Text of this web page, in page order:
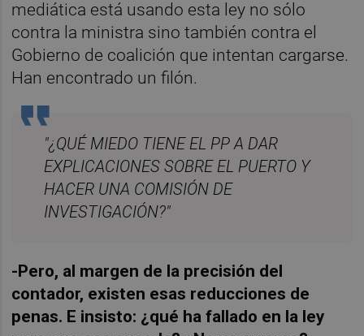
mediática está usando esta ley no sólo
contra la ministra sino también contra el
Gobierno de coalición que intentan cargarse.
Han encontrado un filón.
"¿QUÉ MIEDO TIENE EL PP A DAR
EXPLICACIONES SOBRE EL PUERTO Y
HACER UNA COMISIÓN DE
INVESTIGACIÓN?"
-Pero, al margen de la precisión del
contador, existen esas reducciones de
penas. E insisto: ¿qué ha fallado en la ley